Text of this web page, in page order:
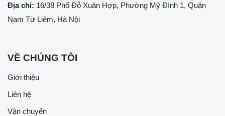
Địa chỉ: 16/38 Phố Đỗ Xuân Hợp, Phường Mỹ Đình 1, Quận
Nam Từ Liêm, Hà Nội
VỀ CHÚNG TÔI
Giới thiệu
Liên hệ
Vận chuyển